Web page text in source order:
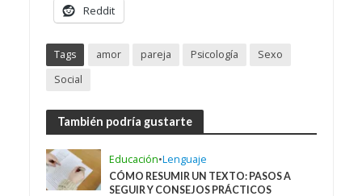
Reddit
Tags amor pareja Psicología
Sexo
Social
También podría gustarte
Educación•Lenguaje
CÓMO RESUMIR UN TEXTO: PASOS A
SEGUIR Y CONSEJOS PRÁCTICOS